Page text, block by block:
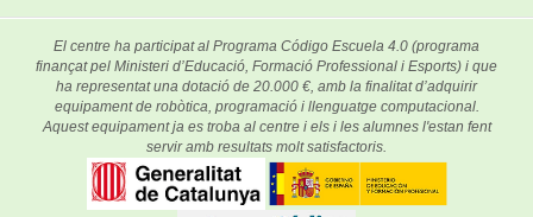
El centre ha participat al Programa Código Escuela 4.0 (programa
finançat pel Ministeri d’Educació, Formació Professional i Esports) i que
ha representat una dotació de 20.000 €, amb la finalitat d’adquirir
equipament de robòtica, programació i llenguatge computacional.
Aquest equipament ja es troba al centre i els i les alumnes l'estan fent
servir amb resultats molt satisfactoris.